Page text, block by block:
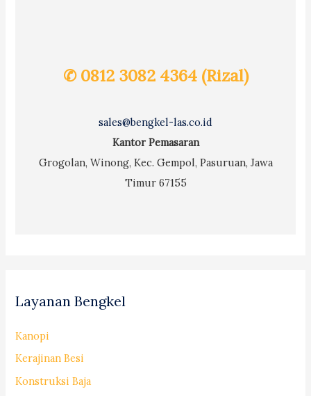
✆ 0812 3082 4364 (Rizal)
sales@bengkel-las.co.id
Kantor Pemasaran
Grogolan, Winong, Kec. Gempol, Pasuruan, Jawa
Timur 67155
Layanan Bengkel
Kanopi
Kerajinan Besi
Konstruksi Baja